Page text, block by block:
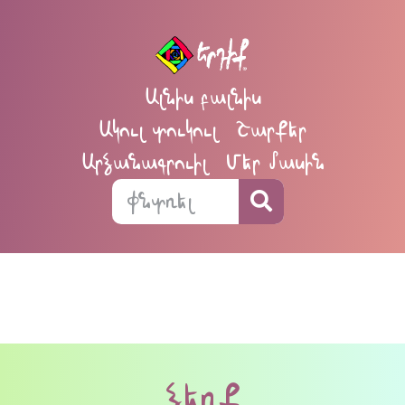
Ալնիս բալնիս
Ակուլ տուկուլ
Շարքեր
Արձանագրուիլ
Մեր մասին